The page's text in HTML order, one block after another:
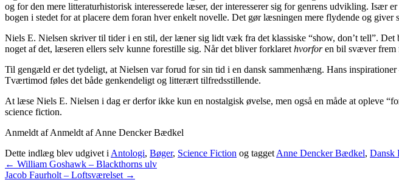
og for den mere litteraturhistorisk interesserede læser, der interesserer sig for genrens udvikling. Især
bogen i stedet for at placere dem foran hver enkelt novelle. Det gør læsningen mere flydende og
Niels E. Nielsen skriver til tider i en stil, der læner sig lidt væk fra det klassiske “show, don’t tell”.
noget af det, læseren ellers selv kunne forestille sig. Når det bliver forklaret hvorforen bil svæver frem
Til gengæld er det tydeligt, at Nielsen var forud for sin tid i en dansk sammenhæng. Hans
Tværtimod føles det både genkendeligt og litterært tilfredsstillende.
At læse Niels E. Nielsen i dag er derfor ikke kun en nostalgisk øvelse, men også en måde at opleve
science fiction.
Anmeldt af Anmeldt af Anne Dencker Bædkel
Dette indlæg blev udgivet i Antologi, Bøger, Science Fiction og tagget Anne Dencker Bædkel, Dansk
← William Goshawk – Blackthorns ulv
Jacob Faurholt – Loftsværelset →